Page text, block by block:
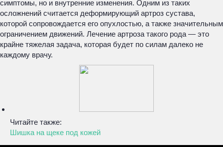
симптомы, но и внутренние изменения. Одним из таких
осложнений считается деформирующий артроз сустава,
которой сопровождается его опухлостью, а также значительным
ограничением движений. Лечение артроза такого рода — это
крайне тяжелая задача, которая будет по силам далеко не
каждому врачу.
Читайте также:
Шишка на щеке под кожей